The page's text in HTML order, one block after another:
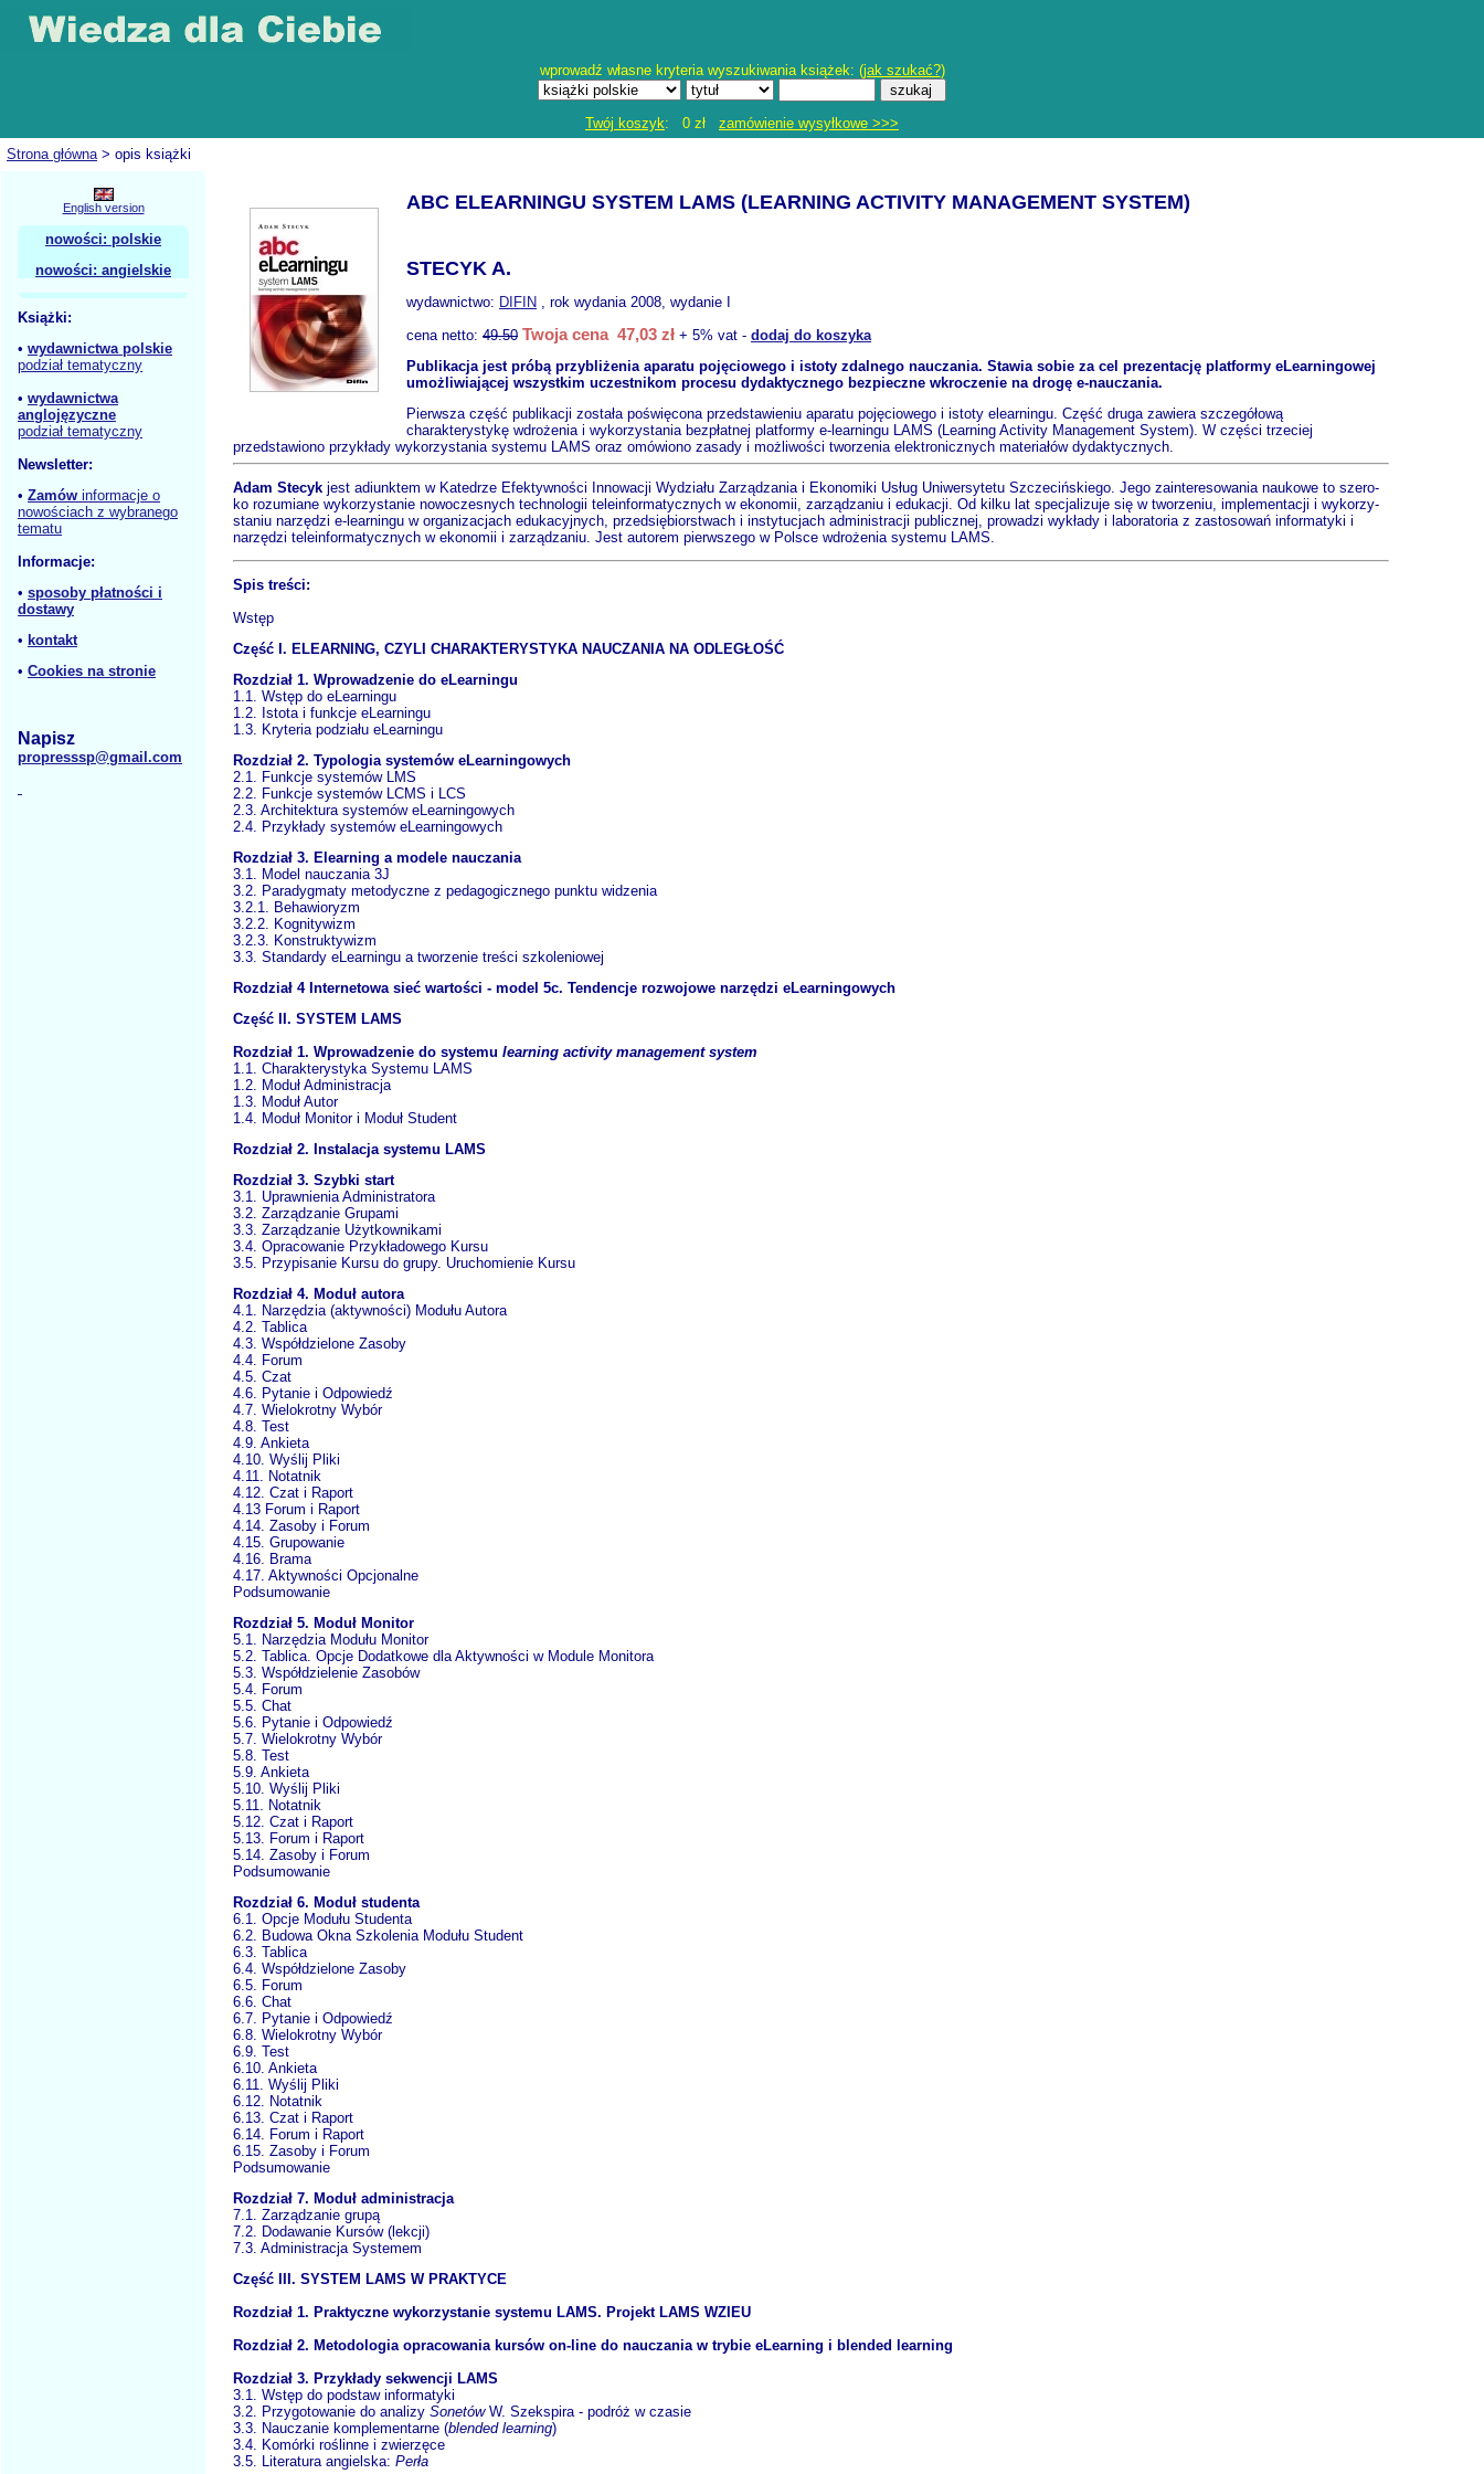
wprowadź własne kryteria wyszukiwania książek: (jak szukać?)
Twój koszyk: 0 zł zamówienie wysyłkowe >>>
Strona główna> opis książki
English version
nowości: polskie
nowości: angielskie
Książki:
• wydawnictwa polskie
podział tematyczny
• wydawnictwa
anglojęzyczne
podział tematyczny
Newsletter:
• Zamów informacje o
nowościach z wybranego
tematu
Informacje:
• sposoby płatności i
dostawy
• kontakt
• Cookies na stronie
Napisz
propresssp@gmail.com
ABC ELEARNINGU SYSTEM LAMS (LEARNING ACTIVITY MANAGEMENT SYSTEM)
STECYK A.
wydawnictwo: DIFIN , rok wydania 2008, wydanie I
cena netto: 49.50 Twoja cena 47,03 zł + 5% vat - dodaj do koszyka
Publikacja jest próbą przybliżenia aparatu pojęciowego i istoty zdalnego nauczania. Stawia sobie za cel prezentację platformy eLearningowej
umożliwiającej wszystkim uczestnikom procesu dydaktycznego bezpieczne wkroczenie na drogę e-nauczania.
Pierwsza część publikacji została poświęcona przedstawieniu aparatu pojęciowego i istoty elearningu. Część druga zawiera szczegółową
charakterystykę wdrożenia i wykorzystania bezpłatnej platformy e-learningu LAMS (Learning Activity Management System). W części trzeciej
przedstawiono przykłady wykorzystania systemu LAMS oraz omówiono zasady i możliwości tworzenia elektronicznych materiałów dydaktycznych.
Adam Stecyk jest adiunktem w Katedrze Efektywności Innowacji Wydziału Zarządzania i Ekonomiki Usług Uniwersytetu Szczecińskiego. Jego zainteresowania naukowe to szero­
ko rozumiane wykorzystanie nowoczesnych technologii teleinformatycznych w ekonomii, zarządzaniu i edukacji. Od kilku lat specjalizuje się w tworzeniu, implementacji i wykorzy­
staniu narzędzi e-learningu w organizacjach edukacyjnych, przedsiębiorstwach i instytucjach administracji publicznej, prowadzi wykłady i laboratoria z zastosowań informatyki i
narzędzi teleinformatycznych w ekonomii i zarządzaniu. Jest autorem pierwszego w Polsce wdrożenia systemu LAMS.
Spis treści:
Wstęp
Część I. ELEARNING, CZYLI CHARAKTERYSTYKA NAUCZANIA NA ODLEGŁOŚĆ
Rozdział 1. Wprowadzenie do eLearningu
1.1. Wstęp do eLearningu
1.2. Istota i funkcje eLearningu
1.3. Kryteria podziału eLearningu
Rozdział 2. Typologia systemów eLearningowych
2.1. Funkcje systemów LMS
2.2. Funkcje systemów LCMS i LCS
2.3. Architektura systemów eLearningowych
2.4. Przykłady systemów eLearningowych
Rozdział 3. Elearning a modele nauczania
3.1. Model nauczania 3J
3.2. Paradygmaty metodyczne z pedagogicznego punktu widzenia
3.2.1. Behawioryzm
3.2.2. Kognitywizm
3.2.3. Konstruktywizm
3.3. Standardy eLearningu a tworzenie treści szkoleniowej
Rozdział 4 Internetowa sieć wartości - model 5c. Tendencje rozwojowe narzędzi eLearningowych
Część II. SYSTEM LAMS
Rozdział 1. Wprowadzenie do systemu learning activity management system
1.1. Charakterystyka Systemu LAMS
1.2. Moduł Administracja
1.3. Moduł Autor
1.4. Moduł Monitor i Moduł Student
Rozdział 2. Instalacja systemu LAMS
Rozdział 3. Szybki start
3.1. Uprawnienia Administratora
3.2. Zarządzanie Grupami
3.3. Zarządzanie Użytkownikami
3.4. Opracowanie Przykładowego Kursu
3.5. Przypisanie Kursu do grupy. Uruchomienie Kursu
Rozdział 4. Moduł autora
4.1. Narzędzia (aktywności) Modułu Autora
4.2. Tablica
4.3. Współdzielone Zasoby
4.4. Forum
4.5. Czat
4.6. Pytanie i Odpowiedź
4.7. Wielokrotny Wybór
4.8. Test
4.9. Ankieta
4.10. Wyślij Pliki
4.11. Notatnik
4.12. Czat i Raport
4.13 Forum i Raport
4.14. Zasoby i Forum
4.15. Grupowanie
4.16. Brama
4.17. Aktywności Opcjonalne
Podsumowanie
Rozdział 5. Moduł Monitor
5.1. Narzędzia Modułu Monitor
5.2. Tablica. Opcje Dodatkowe dla Aktywności w Module Monitora
5.3. Współdzielenie Zasobów
5.4. Forum
5.5. Chat
5.6. Pytanie i Odpowiedź
5.7. Wielokrotny Wybór
5.8. Test
5.9. Ankieta
5.10. Wyślij Pliki
5.11. Notatnik
5.12. Czat i Raport
5.13. Forum i Raport
5.14. Zasoby i Forum
Podsumowanie
Rozdział 6. Moduł studenta
6.1. Opcje Modułu Studenta
6.2. Budowa Okna Szkolenia Modułu Student
6.3. Tablica
6.4. Współdzielone Zasoby
6.5. Forum
6.6. Chat
6.7. Pytanie i Odpowiedź
6.8. Wielokrotny Wybór
6.9. Test
6.10. Ankieta
6.11. Wyślij Pliki
6.12. Notatnik
6.13. Czat i Raport
6.14. Forum i Raport
6.15. Zasoby i Forum
Podsumowanie
Rozdział 7. Moduł administracja
7.1. Zarządzanie grupą
7.2. Dodawanie Kursów (lekcji)
7.3. Administracja Systemem
Część III. SYSTEM LAMS W PRAKTYCE
Rozdział 1. Praktyczne wykorzystanie systemu LAMS. Projekt LAMS WZIEU
Rozdział 2. Metodologia opracowania kursów on-line do nauczania w trybie eLearning i blended learning
Rozdział 3. Przykłady sekwencji LAMS
3.1. Wstęp do podstaw informatyki
3.2. Przygotowanie do analizy Sonetów W. Szekspira - podróż w czasie
3.3. Nauczanie komplementarne (blended learning)
3.4. Komórki roślinne i zwierzęce
3.5. Literatura angielska: Perła